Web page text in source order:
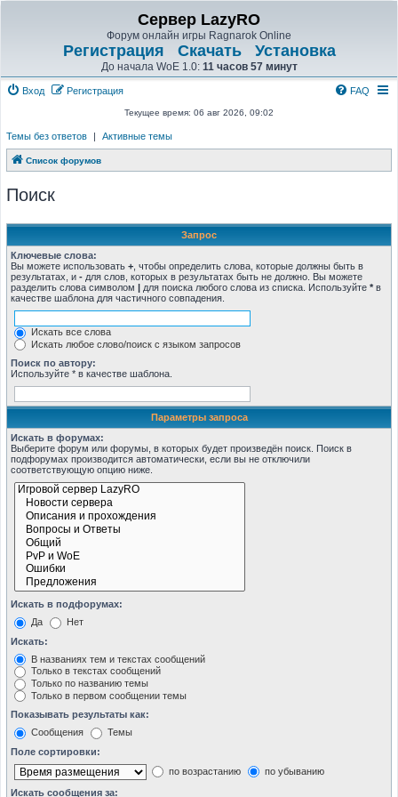
Сервер LazyRO
Форум онлайн игры Ragnarok Online
Регистрация Скачать Установка
До начала WoE 1.0: 11 часов 57 минут
Вход Регистрация FAQ
Текущее время: 06 авг 2026, 09:02
Темы без ответов | Активные темы
Список форумов
Поиск
Запрос
Ключевые слова:
Вы можете использовать + , чтобы определить слова, которые должны быть в
результатах, и - для слов, которых в результатах быть не должно. Вы можете
разделить слова символом | для поиска любого слова из списка. Используйте * в
качестве шаблона для частичного совпадения.
Искать все слова
Искать любое слово/поиск с языком запросов
Поиск по автору:
Используйте * в качестве шаблона.
Параметры запроса
Искать в форумах:
Выберите форум или форумы, в которых будет произведён поиск. Поиск в
подфорумах производится автоматически, если вы не отключили
соответствующую опцию ниже.
Искать в подфорумах:
Да
Нет
Искать:
В названиях тем и текстах сообщений
Только в текстах сообщений
Только по названию темы
Только в первом сообщении темы
Показывать результаты как:
Сообщения
Темы
Поле сортировки:
по возрастанию
по убыванию
Искать сообщения за: